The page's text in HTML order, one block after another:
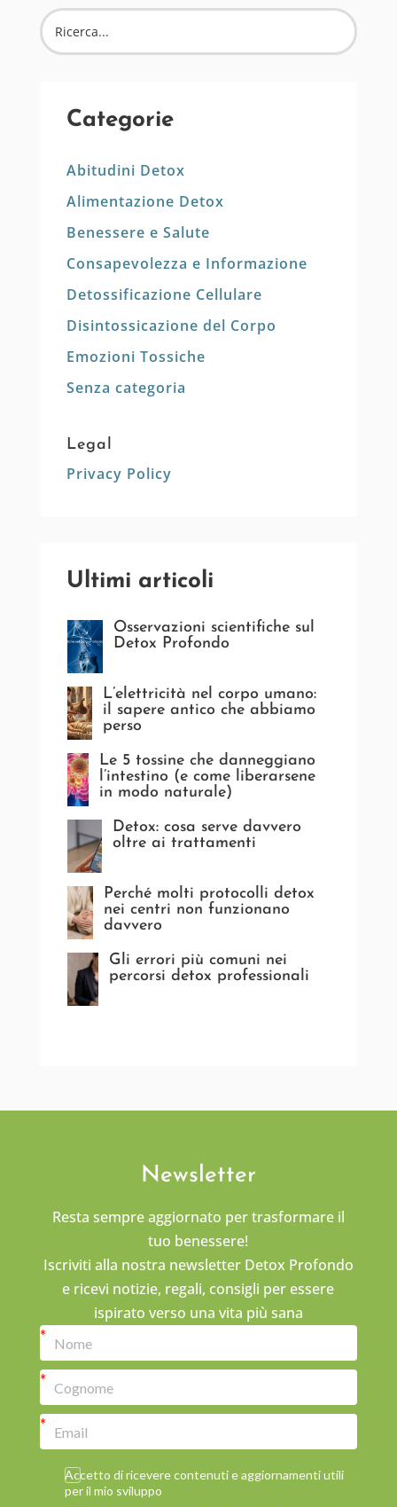
Categorie
Abitudini Detox
Alimentazione Detox
Benessere e Salute
Consapevolezza e Informazione
Detossificazione Cellulare
Disintossicazione del Corpo
Emozioni Tossiche
Senza categoria
Legal
Privacy Policy
Ultimi articoli
Osservazioni scientifiche sul
Detox Profondo
L’elettricità nel corpo umano:
il sapere antico che abbiamo
perso
Le 5 tossine che danneggiano
l’intestino (e come liberarsene
in modo naturale)
Detox: cosa serve davvero
oltre ai trattamenti
Perché molti protocolli detox
nei centri non funzionano
davvero
Gli errori più comuni nei
percorsi detox professionali
Newsletter
Resta sempre aggiornato per trasformare il
tuo benessere!
Iscriviti alla nostra newsletter Detox Profondo
e ricevi notizie, regali, consigli per essere
ispirato verso una vita più sana
Accetto di ricevere contenuti e aggiornamenti utili
per il mio sviluppo